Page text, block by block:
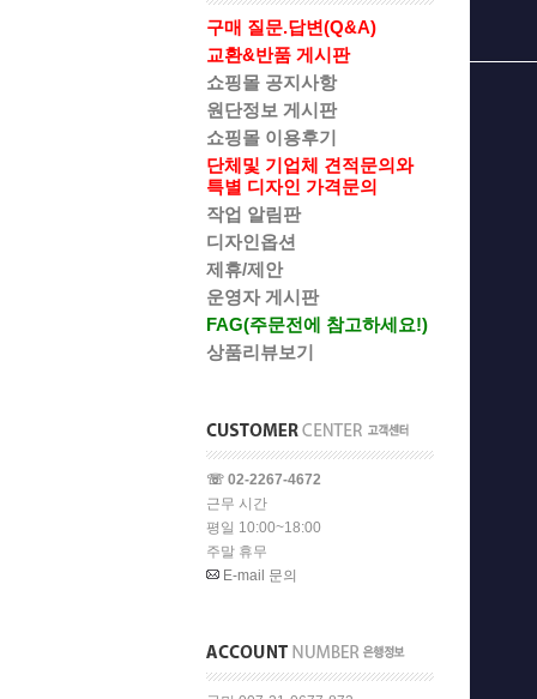
구매 질문.답변(Q&A)
교환&반품 게시판
쇼핑몰 공지사항
원단정보 게시판
쇼핑몰 이용후기
단체및 기업체 견적문의와
특별 디자인 가격문의
작업 알림판
디자인옵션
제휴/제안
운영자 게시판
FAG(주문전에 참고하세요!)
상품리뷰보기
☏ 02-2267-4672
근무 시간
평일 10:00~18:00
주말 휴무
E-mail 문의